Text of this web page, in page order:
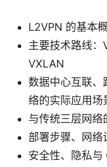
L2VPN 的基本
主要技术路线：
VXLAN
数据中心互联、
络的实际应用场
与传统三层网络
部署步骤、网络
安全性、隐私与